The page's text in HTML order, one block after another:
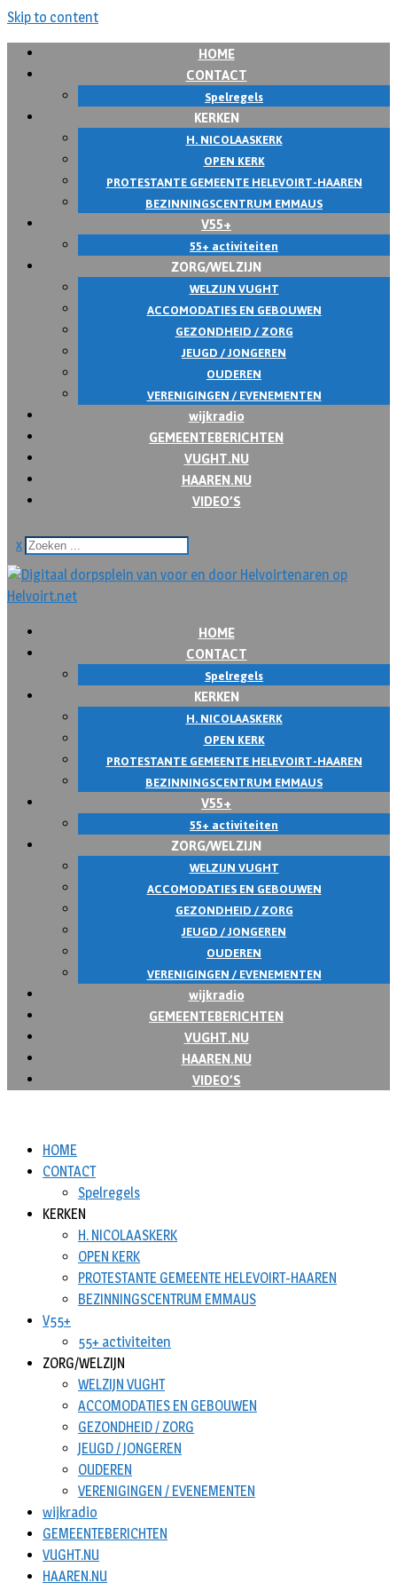
Skip to content
HOME
CONTACT
Spelregels
KERKEN
H. NICOLAASKERK
OPEN KERK
PROTESTANTE GEMEENTE HELEVOIRT-HAAREN
BEZINNINGSCENTRUM EMMAUS
V55+
55+ activiteiten
ZORG/WELZIJN
WELZIJN VUGHT
ACCOMODATIES EN GEBOUWEN
GEZONDHEID / ZORG
JEUGD / JONGEREN
OUDEREN
VERENIGINGEN / EVENEMENTEN
wijkradio
GEMEENTEBERICHTEN
VUGHT.NU
HAAREN.NU
VIDEO’S
x
HOME
CONTACT
Spelregels
KERKEN
H. NICOLAASKERK
OPEN KERK
PROTESTANTE GEMEENTE HELEVOIRT-HAAREN
BEZINNINGSCENTRUM EMMAUS
V55+
55+ activiteiten
ZORG/WELZIJN
WELZIJN VUGHT
ACCOMODATIES EN GEBOUWEN
GEZONDHEID / ZORG
JEUGD / JONGEREN
OUDEREN
VERENIGINGEN / EVENEMENTEN
wijkradio
GEMEENTEBERICHTEN
VUGHT.NU
HAAREN.NU
VIDEO’S
HOME
CONTACT
Spelregels
KERKEN
H. NICOLAASKERK
OPEN KERK
PROTESTANTE GEMEENTE HELEVOIRT-HAAREN
BEZINNINGSCENTRUM EMMAUS
V55+
55+ activiteiten
ZORG/WELZIJN
WELZIJN VUGHT
ACCOMODATIES EN GEBOUWEN
GEZONDHEID / ZORG
JEUGD / JONGEREN
OUDEREN
VERENIGINGEN / EVENEMENTEN
wijkradio
GEMEENTEBERICHTEN
VUGHT.NU
HAAREN.NU